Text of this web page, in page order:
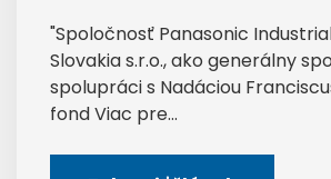
"Spoločnosť Panasonic
Slovakia s.r.o., ako generálny
spolupráci s Nadáciou
fond Viac pre...